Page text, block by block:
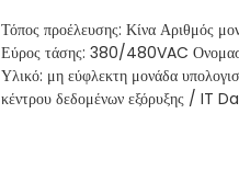
Τόπος προέλευσης: Κίνα Αριθμός
Εύρος τάσης: 380/480VAC
Υλικό: μη εύφλεκτη μονάδα
κέντρου δεδομένων εξόρυξης / IT